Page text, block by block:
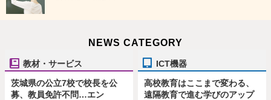
NEWS CATEGORY
教材・サービス
茨城県の公立7校で校長を公
募、教員免許不問…エン
ICT機器
高校教育はここまで変わる、
遠隔教育で進む学びのアップ